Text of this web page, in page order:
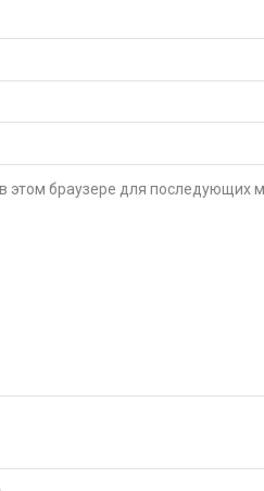
этом браузере для последующих